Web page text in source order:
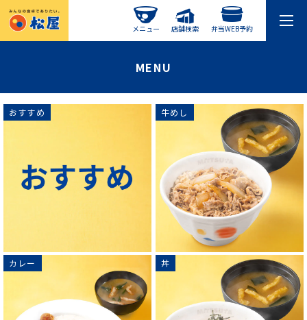
弁当WEB予約
店舗検索
メニュー
MENU
おすすめ 牛めし
カレー 丼